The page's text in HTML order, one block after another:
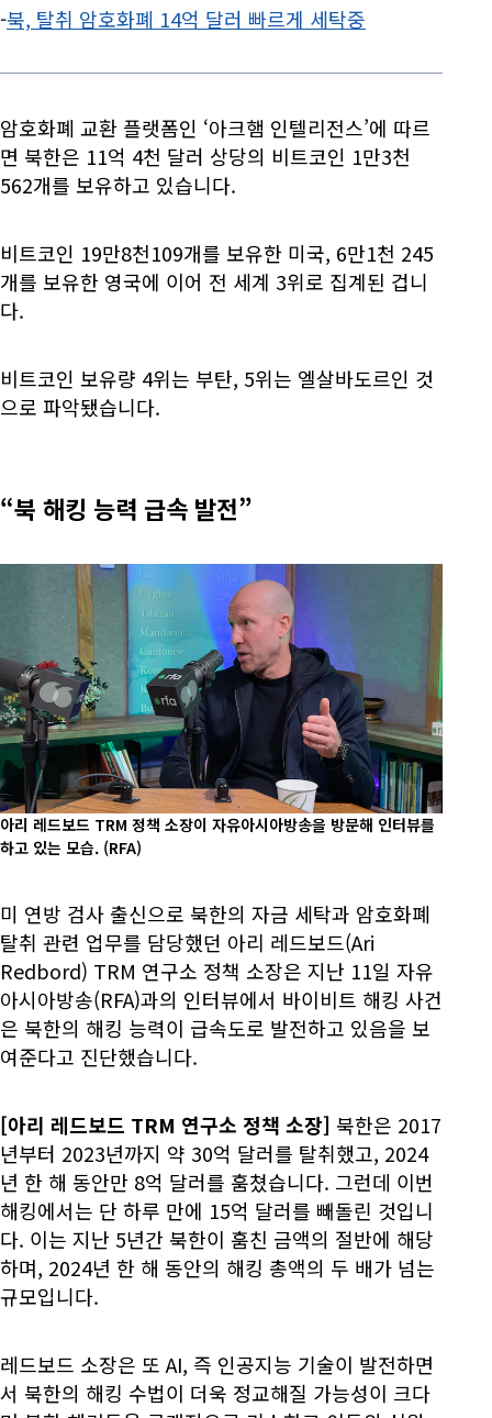
-북, 탈취 암호화폐 14억 달러 빠르게 세탁중
암호화폐 교환 플랫폼인 ‘아크햄 인텔리전스’에 따르
면 북한은 11억 4천 달러 상당의 비트코인 1만3천
562개를 보유하고 있습니다.
비트코인 19만8천109개를 보유한 미국, 6만1천 245
개를 보유한 영국에 이어 전 세계 3위로 집계된 겁니
다.
비트코인 보유량 4위는 부탄, 5위는 엘살바도르인 것
으로 파악됐습니다.
“북 해킹 능력 급속 발전”
아리 레드보드 TRM 정책 소장이 자유아시아방송을 방문해 인터뷰를
하고 있는 모습. (RFA)
미 연방 검사 출신으로 북한의 자금 세탁과 암호화폐
탈취 관련 업무를 담당했던 아리 레드보드(Ari
Redbord) TRM 연구소 정책 소장은 지난 11일 자유
아시아방송(RFA)과의 인터뷰에서 바이비트 해킹 사건
은 북한의 해킹 능력이 급속도로 발전하고 있음을 보
여준다고 진단했습니다.
[아리 레드보드 TRM 연구소 정책 소장] 북한은 2017
년부터 2023년까지 약 30억 달러를 탈취했고, 2024
년 한 해 동안만 8억 달러를 훔쳤습니다. 그런데 이번
해킹에서는 단 하루 만에 15억 달러를 빼돌린 것입니
다. 이는 지난 5년간 북한이 훔친 금액의 절반에 해당
하며, 2024년 한 해 동안의 해킹 총액의 두 배가 넘는
규모입니다.
레드보드 소장은 또 AI, 즉 인공지능 기술이 발전하면
서 북한의 해킹 수법이 더욱 정교해질 가능성이 크다